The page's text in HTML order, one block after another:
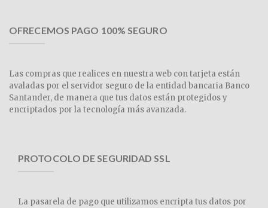
OFRECEMOS PAGO 100% SEGURO
Las compras que realices en nuestra web con tarjeta están
avaladas por el servidor seguro de la entidad bancaria Banco
Santander, de manera que tus datos están protegidos y
encriptados por la tecnología más avanzada.
PROTOCOLO DE SEGURIDAD SSL
La pasarela de pago que utilizamos encripta tus datos por